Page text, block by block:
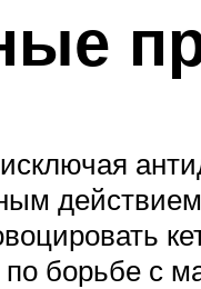
борьбе с